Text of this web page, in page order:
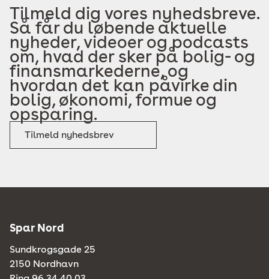
Tilmeld dig vores nyhedsbreve.
Så får du løbende aktuelle
nyheder, videoer og podcasts
om, hvad der sker på bolig- og
finansmarkederne, og
hvordan det kan påvirke din
bolig, økonomi, formue og
opsparing.
Tilmeld nyhedsbrev
Spar Nord
Sundkrogsgade 25
2150 Nordhavn